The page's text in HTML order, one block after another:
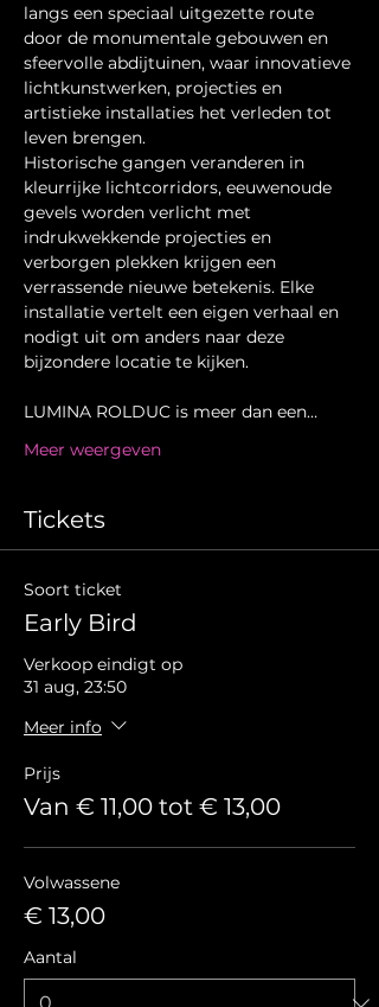
langs een speciaal uitgezette route
door de monumentale gebouwen en
sfeervolle abdijtuinen, waar innovatieve
lichtkunstwerken, projecties en
artistieke installaties het verleden tot
leven brengen.
Historische gangen veranderen in
kleurrijke lichtcorridors, eeuwenoude
gevels worden verlicht met
indrukwekkende projecties en
verborgen plekken krijgen een
verrassende nieuwe betekenis. Elke
installatie vertelt een eigen verhaal en
nodigt uit om anders naar deze
bijzondere locatie te kijken.
LUMINA ROLDUC is meer dan een…
Meer weergeven
Tickets
Soort ticket
Early Bird
Verkoop eindigt op
31 aug, 23:50
Meer info
Prijs
Van € 11,00 tot € 13,00
Volwassene
€ 13,00
Aantal